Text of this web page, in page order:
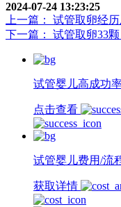
2024-07-24 13:23:25
上一篇： 试管取卵经
下一篇： 试管取卵33
试管婴儿高成功
点击查看
试管婴儿费用/流
获取详情